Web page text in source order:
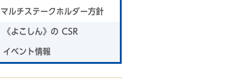
マルチステークホルダー方針
《よこしん》の CSR
イベント情報